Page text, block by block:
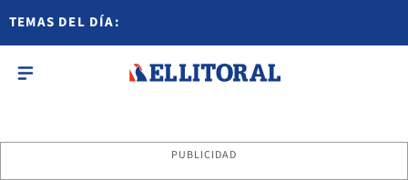
TEMAS DEL DÍA:
PUBLICIDAD